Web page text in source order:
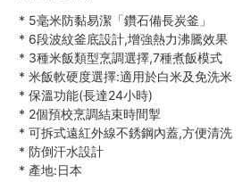
* 5毫米防黏易潔「鑽石備長炭釜」
* 6段波紋釜底設計,增強熱力沸騰效果
* 3種米飯類型烹調選擇,7種煮飯模式
* 米飯軟硬度選擇:適用於白米及免洗米
* 保溫功能(長達24小時)
* 2個預校烹調結束時間掣
* 可拆式遠紅外線不銹鋼內蓋,方便清洗
* 防倒汗水設計
* 產地:日本